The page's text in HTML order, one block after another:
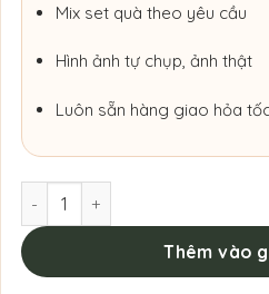
Mix set quà theo yêu cầu
Hình ảnh tự chụp, ảnh thật
Luôn sẵn hàng giao hỏa
Set Quà Tặng Phụ Kiện Xuân
Thêm vào